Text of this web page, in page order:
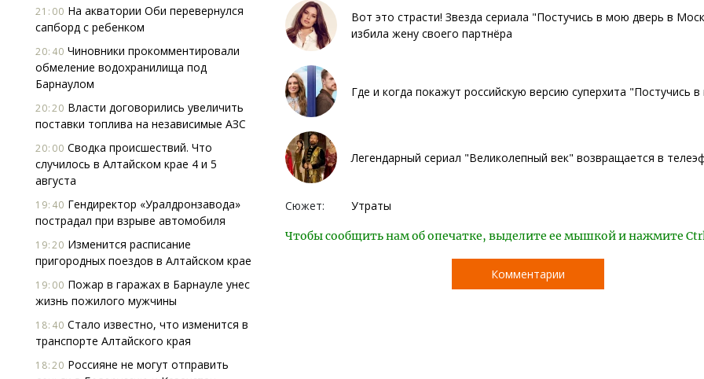
21:00 На акватории Оби перевернулся
сапборд с ребенком
20:40 Чиновники прокомментировали
обмеление водохранилища под
Барнаулом
20:20 Власти договорились увеличить
поставки топлива на независимые АЗС
20:00 Сводка происшествий. Что
случилось в Алтайском крае 4 и 5
августа
19:40 Гендиректор «Уралдронзавода»
пострадал при взрыве автомобиля
19:20 Изменится расписание
пригородных поездов в Алтайском крае
19:00 Пожар в гаражах в Барнауле унес
жизнь пожилого мужчины
18:40 Стало известно, что изменится в
транспорте Алтайского края
18:20 Россияне не могут отправить
Вот это страсти! Звезда сериала "Постучись в мою дверь в
избила жену своего партнёра
Где и когда покажут российскую версию суперхита "Постучись
Легендарный сериал "Великолепный век" возвращается в
Сюжет: Утраты
Чтобы сообщить нам об опечатке, выделите ее мышкой и нажмите
Комментарии